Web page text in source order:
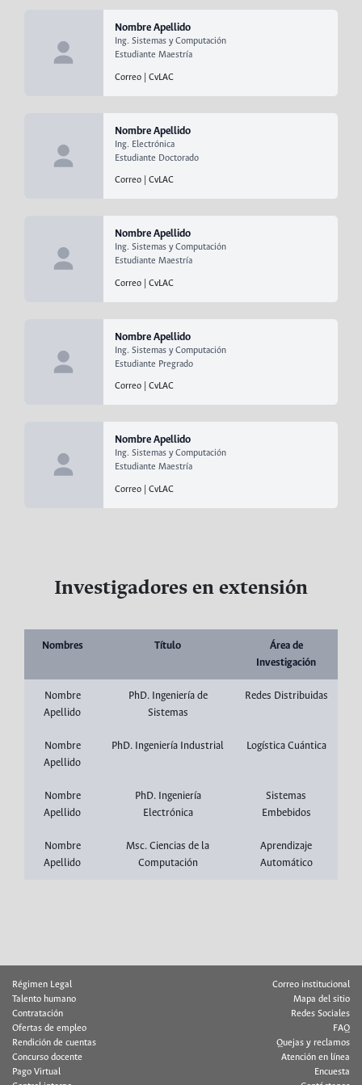
Nombre Apellido
Ing. Sistemas y Computación
Estudiante Maestría
Correo| CvLAC
Nombre Apellido
Ing. Electrónica
Estudiante Doctorado
Correo| CvLAC
Nombre Apellido
Ing. Sistemas y Computación
Estudiante Maestría
Correo| CvLAC
Nombre Apellido
Ing. Sistemas y Computación
Estudiante Pregrado
Correo| CvLAC
Nombre Apellido
Ing. Sistemas y Computación
Estudiante Maestría
Correo| CvLAC
Investigadores en extensión
Nombres Título
Área de
Investigación
Nombre
Apellido
PhD. Ingeniería de
Sistemas
Redes Distribuidas
Nombre
Apellido
PhD. Ingeniería Industrial Logística Cuántica
Nombre
Apellido
PhD. Ingeniería
Electrónica
Sistemas
Embebidos
Nombre
Apellido
Msc. Ciencias de la
Computación
Aprendizaje
Automático
Régimen Legal
Talento humano
Contratación
Ofertas de empleo
Rendición de cuentas
Concurso docente
Pago Virtual
Correo institucional
Mapa del sitio
Redes Sociales
FAQ
Quejas y reclamos
Atención en línea
Encuesta